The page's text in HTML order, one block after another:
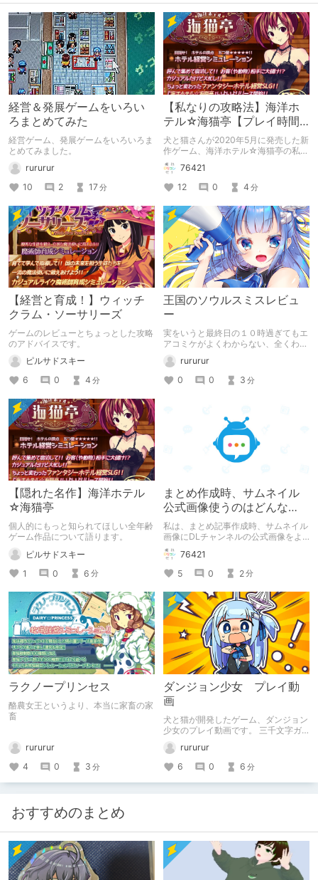
経営＆発展ゲームをいろい
ろまとめてみた
経営ゲーム、発展ゲームをいろいろま
とめてみました。
rururur
10
2 17分
【私なりの攻略法】海洋ホ
テル☆海猫亭【プレイ時間
60時間】
犬と猫さんが2020年5月に発売した新
作ゲーム、海洋ホテル☆海猫亭の私な
りの攻略法です。 ※この記事は、オス
スメ作品レビューです。
76421
12
0 4 分
【経営と育成！】ウィッチ
クラム・ソーサリーズ
ゲームのレビューとちょっとした攻略
のアドバイスです。
ピルサドスキー
6
0 4 分
王国のソウルスミスレビュ
ー
実をいうと最終日の１０時過ぎてもエ
アコミケがよくわからない、全くわか
てるのが少なくよくわからない申し訳
ない。 エアコミケの中にソウルスミ
スがあったので記事作りますよって話
rururur
0
0 3 分
【隠れた名作】海洋ホテル
☆海猫亭
個人的にもっと知られてほしい全年齢
ゲーム作品について語ります。
ピルサドスキー
1
0 6 分
まとめ作成時、サムネイル
公式画像使うのはどんな
時？
私は、まとめ記事作成時、サムネイル
画像にDLチャンネルの公式画像をよ
く使う。 どんな時にどの画像を使う
のか適当に考えてみた。
76421
5
0 2分
ラクノープリンセス
酪農女王というより、本当に家畜の家
畜
rururur
4
0 3 分
ダンジョン少女 プレイ動
画
犬と猫が開発したゲーム、ダンジョン
少女のプレイ動画です。 三千文字ガ
rururur
6
0 6 分
おすすめのまとめ